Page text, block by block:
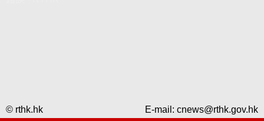
© rthk.hk E-mail: cnews@rthk.gov.hk